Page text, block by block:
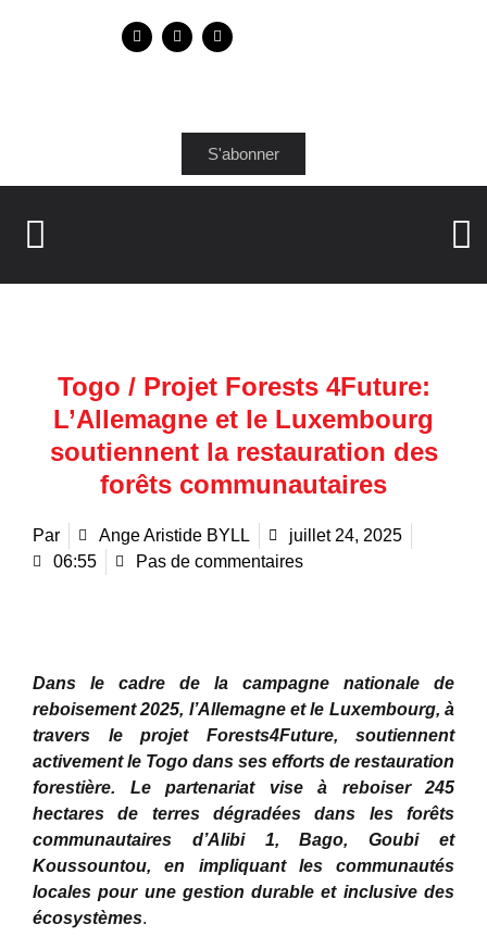
S'abonner
Togo / Projet Forests 4Future:
L’Allemagne et le Luxembourg
soutiennent la restauration des
forêts communautaires
Par Ange Aristide BYLL
juillet 24, 2025
06:55
Pas de commentaires
Dans le cadre de la campagne nationale de
reboisement 2025, l’Allemagne et le Luxembourg, à
travers le projet Forests4Future, soutiennent
activement le Togo dans ses efforts de restauration
forestière. Le partenariat vise à reboiser 245
hectares de terres dégradées dans les forêts
communautaires d’Alibi 1, Bago, Goubi et
Koussountou, en impliquant les communautés
locales pour une gestion durable et inclusive des
écosystèmes.